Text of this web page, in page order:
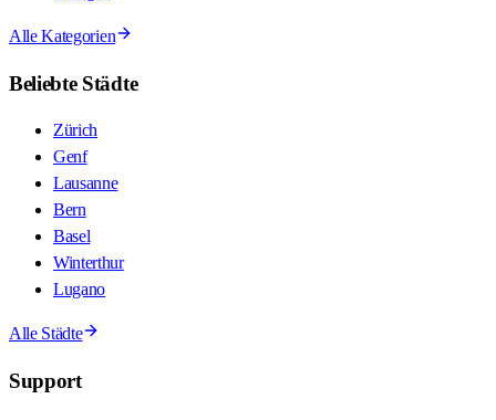
Alle Kategorien
Beliebte Städte
Zürich
Genf
Lausanne
Bern
Basel
Winterthur
Lugano
Alle Städte
Support